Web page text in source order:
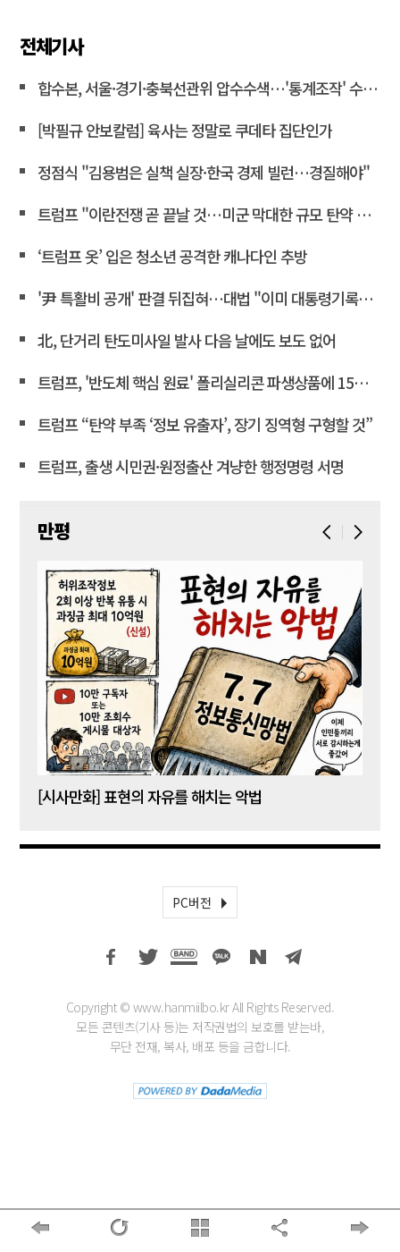
전체기사
합수본, 서울·경기·충북선관위 압수수색…'통계조작' 수사확대
[박필규 안보칼럼] 육사는 정말로 쿠데타 집단인가
정점식 "김용범은 실책 실장·한국 경제 빌런…경질해야"
트럼프 "이란전쟁 곧 끝날 것…미군 막대한 규모 탄약 보유"
‘트럼프 옷’ 입은 청소년 공격한 캐나다인 추방
'尹 특활비 공개' 판결 뒤집혀…대법 "이미 대통령기록관 이관"
北, 단거리 탄도미사일 발사 다음 날에도 보도 없어
트럼프, '반도체 핵심 원료' 폴리실리콘 파생상품에 15% 관세
트럼프 “탄약 부족 ‘정보 유출자’, 장기 징역형 구형할 것”
트럼프, 출생 시민권·원정출산 겨냥한 행정명령 서명
만평
[시사만화] 표현의 자유를 해치는 악법
PC버전
Copyright © www.hanmiilbo.kr All Rights Reserved.
모든 콘텐츠(기사 등)는 저작권법의 보호를 받는바,
무단 전재, 복사, 배포 등을 금합니다.